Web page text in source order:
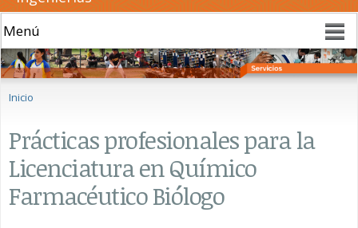
Inicio
Prácticas profesionales para la
Licenciatura en Químico
Farmacéutico Biólogo